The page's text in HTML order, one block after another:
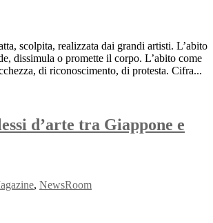
scolpita, realizzata dai grandi artisti. L’abito
dissimula o promette il corpo. L’abito come
di riconoscimento, di protesta. Cifra...
d’arte tra Giappone e
, NewsRoom